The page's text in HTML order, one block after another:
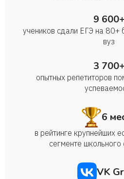
9 600+
учеников сдали ЕГЭ на 80+
вуз
3 700+
опытных репетиторов
6
в рейтинге крупнейших
сегменте школьного
VK